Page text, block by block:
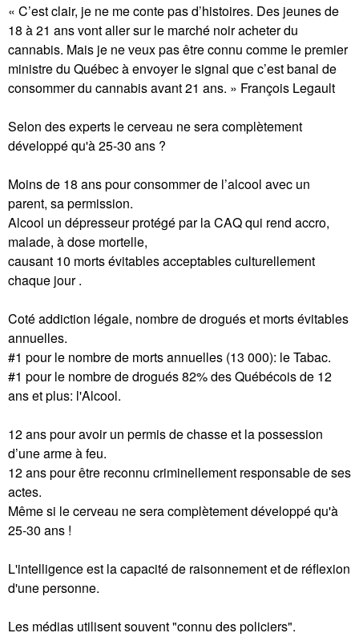
« C’est clair, je ne me conte pas d’histoires. Des jeunes de
18 à 21 ans vont aller sur le marché noir acheter du
cannabis. Mais je ne veux pas être connu comme le premier
ministre du Québec à envoyer le signal que c’est banal de
consommer du cannabis avant 21 ans. » François Legault
Selon des experts le cerveau ne sera complètement
développé qu'à 25-30 ans ?
Moins de 18 ans pour consommer de l’alcool avec un
parent, sa permission.
Alcool un dépresseur protégé par la CAQ qui rend accro,
malade, à dose mortelle,
causant 10 morts évitables acceptables culturellement
chaque jour .
Coté addiction légale, nombre de drogués et morts évitables
annuelles.
#1 pour le nombre de morts annuelles (13 000): le Tabac.
#1 pour le nombre de drogués 82% des Québécois de 12
ans et plus: l'Alcool.
12 ans pour avoir un permis de chasse et la possession
d’une arme à feu.
12 ans pour être reconnu criminellement responsable de ses
actes.
Même si le cerveau ne sera complètement développé qu'à
25-30 ans !
L'intelligence est la capacité de raisonnement et de réflexion
d'une personne.
Les médias utilisent souvent "connu des policiers".